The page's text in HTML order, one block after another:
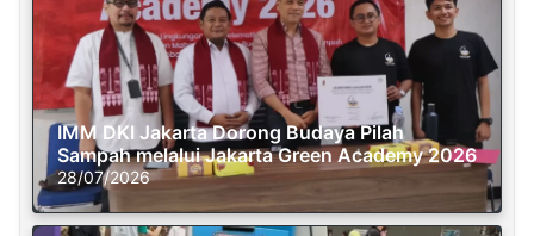
IMM DKI Jakarta Dorong Budaya Pilah
Sampah melalui Jakarta Green Academy 2026
28/07/2026